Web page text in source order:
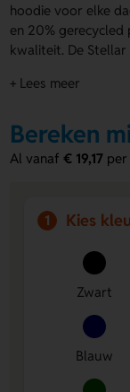
hoodie voor elke
en 20%
kwaliteit. De
Lichtgrijs, Oranje,
ontwerp
the hood of Inside.
280g Stellar
Veel
the hood en
ontwerp.
Comfortabele
biologisch
aan en draagt
Brede
+ Lees meer
Bereken
Al vanaf€ 19,17 per
1 Kies
Zwart
Blauw